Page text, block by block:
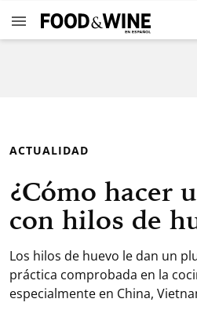
ACTUALIDAD
¿Cómo hacer
con hilos de
Los hilos de huevo le dan un
práctica comprobada en la
especialmente en China,